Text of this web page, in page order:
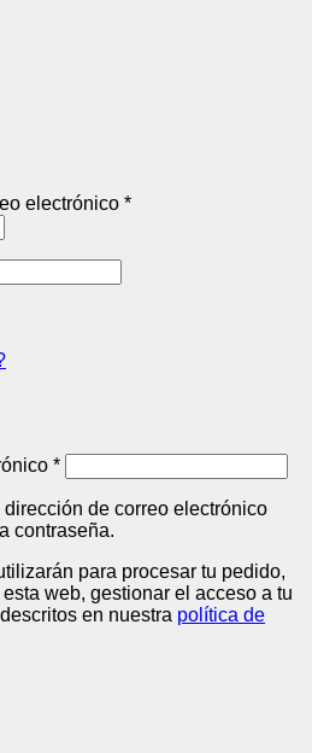
electrónico *Obligatorio
*Obligatorio
de correo electrónico
contraseña.
para procesar tu pedido,
web, gestionar el acceso a tu
en nuestra política de